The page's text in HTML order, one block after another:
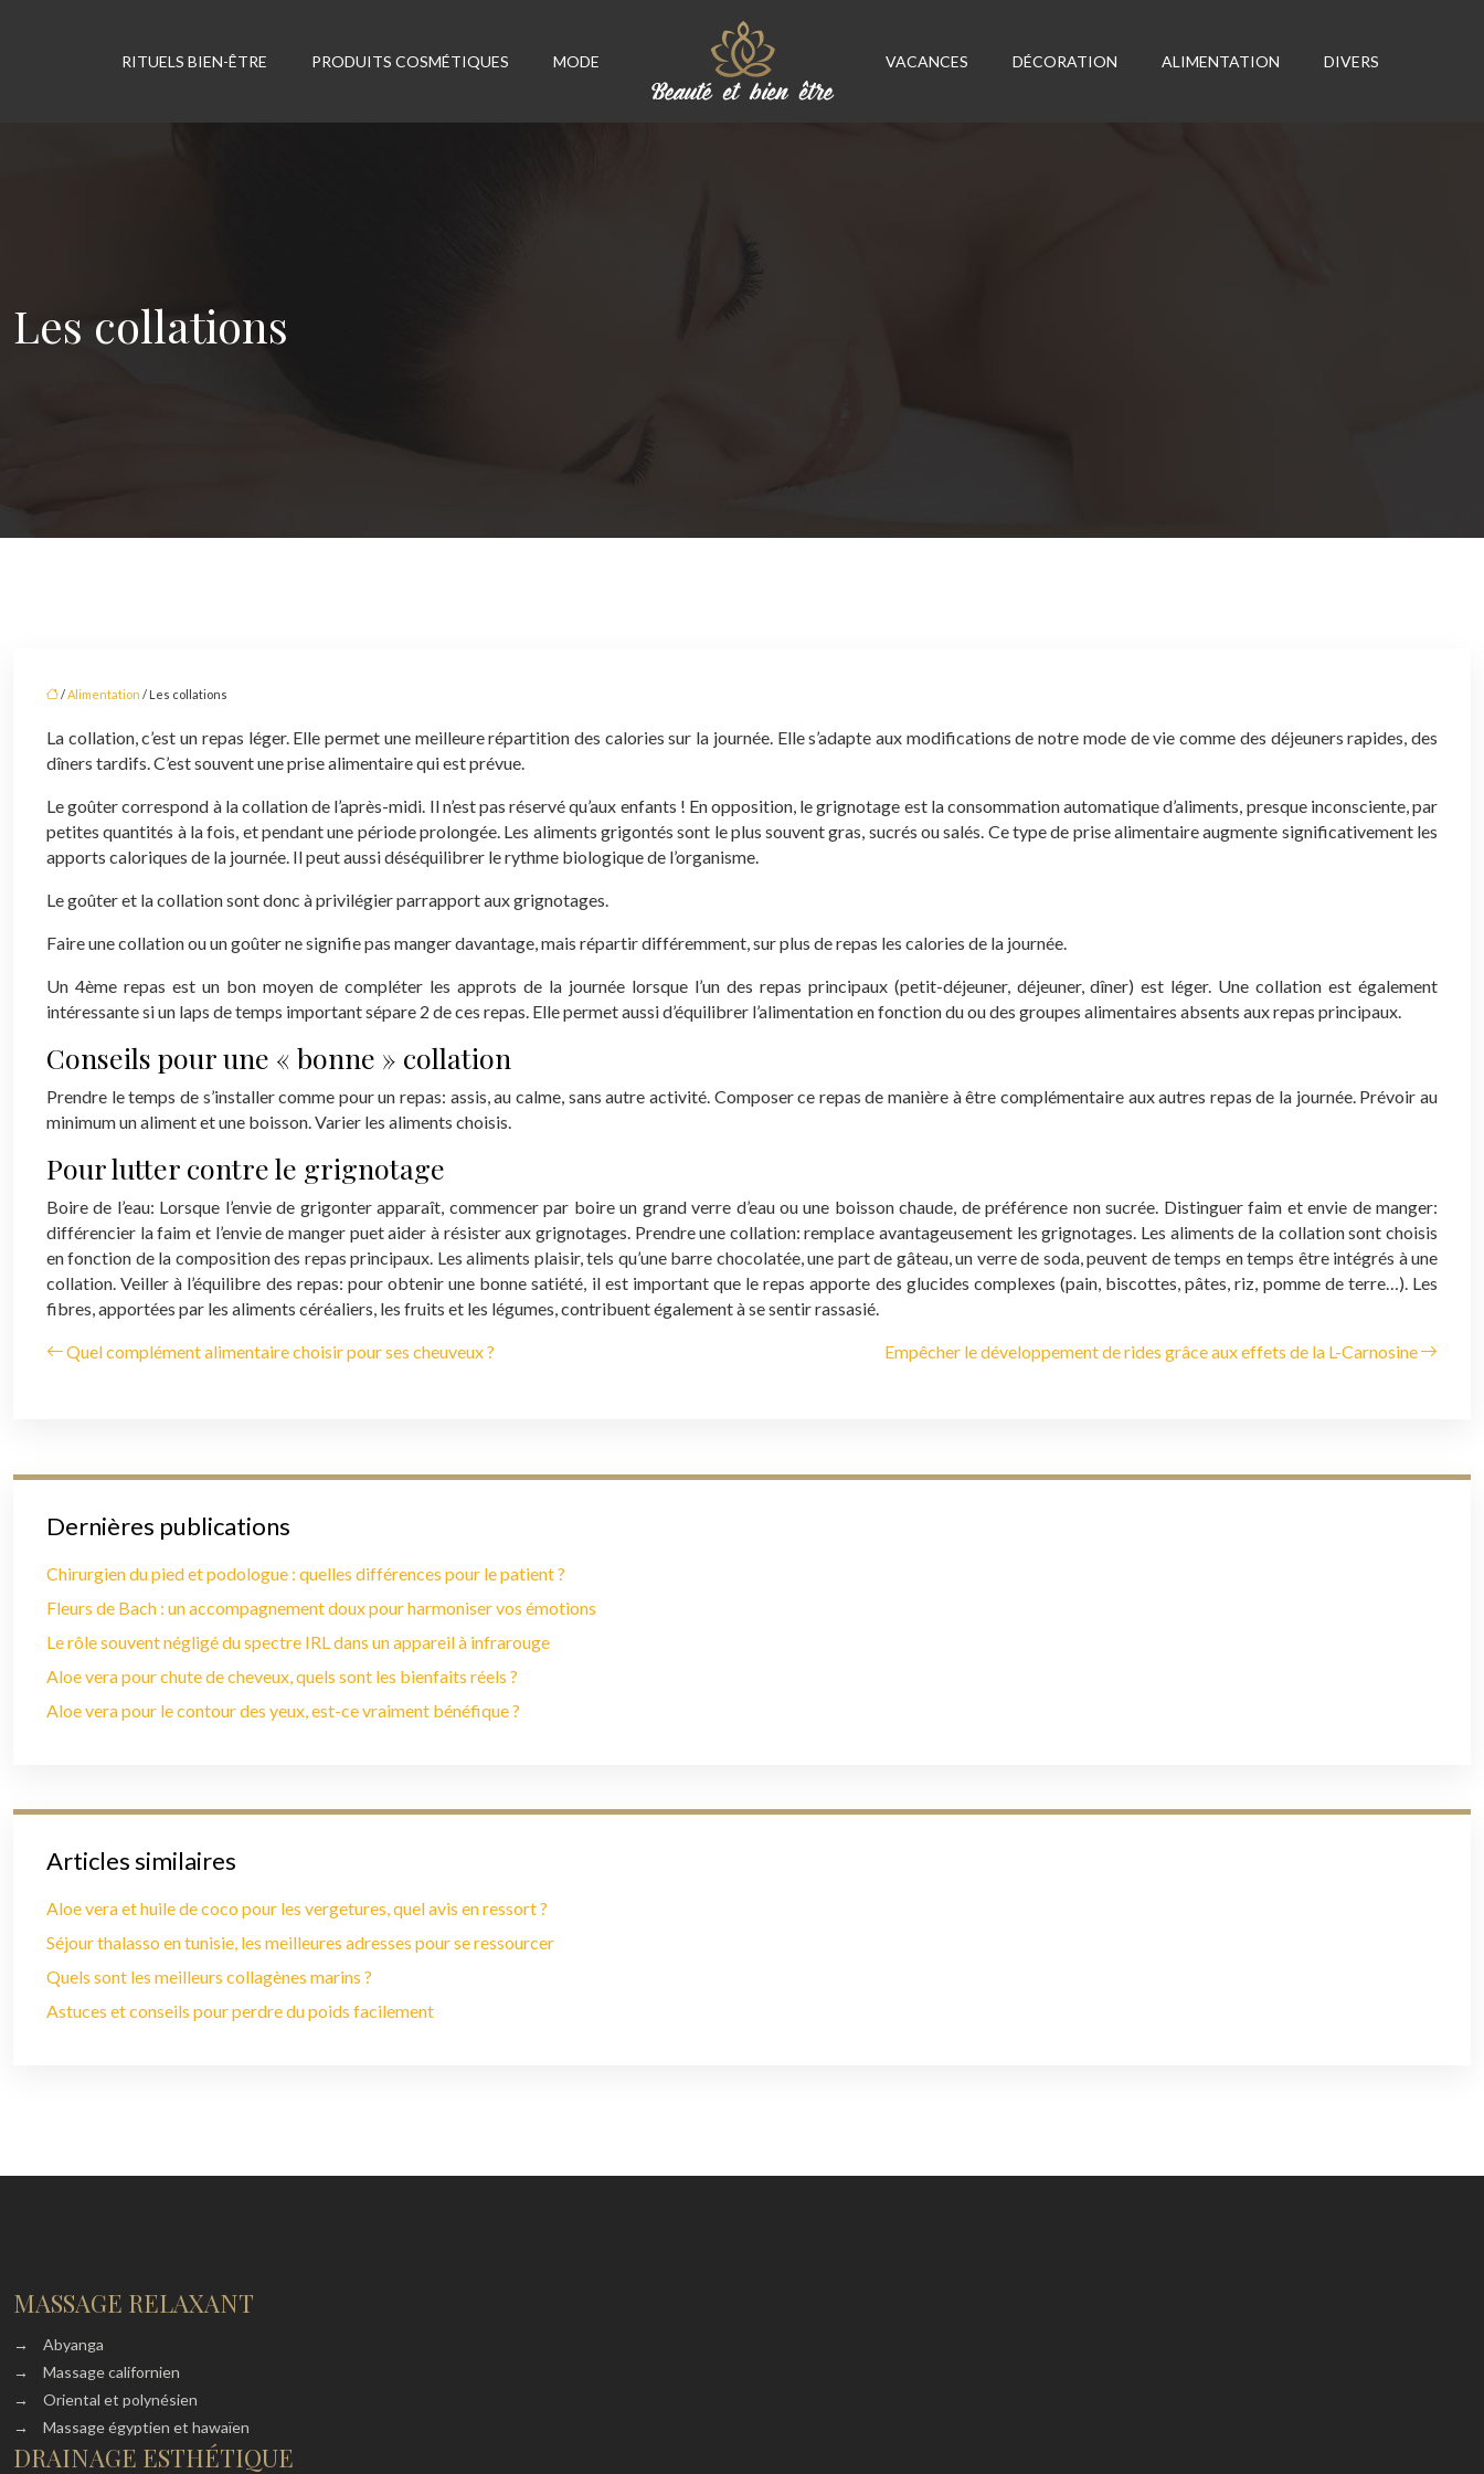
MODE
PRODUITS COSMÉTIQUES
RITUELS BIEN-ÊTRE VACANCES DÉCORATION ALIMENTATION DIVERS
Les collations
/Alimentation / Les collations
La collation, c’est un repas léger. Elle permet une meilleure répartition des calories sur la journée. Elle s’adapte aux modifications de notre mode de vie comme des déjeuners rapides, des
dîners tardifs. C’est souvent une prise alimentaire qui est prévue.
Le goûter correspond à la collation de l’après-midi. Il n’est pas réservé qu’aux enfants ! En opposition, le grignotage est la consommation automatique d’aliments, presque inconsciente, par
petites quantités à la fois, et pendant une période prolongée. Les aliments grigontés sont le plus souvent gras, sucrés ou salés. Ce type de prise alimentaire augmente significativement les
apports caloriques de la journée. Il peut aussi déséquilibrer le rythme biologique de l’organisme.
Le goûter et la collation sont donc à privilégier parrapport aux grignotages.
Faire une collation ou un goûter ne signifie pas manger davantage, mais répartir différemment, sur plus de repas les calories de la journée.
Un 4ème repas est un bon moyen de compléter les approts de la journée lorsque l’un des repas principaux (petit-déjeuner, déjeuner, dîner) est léger. Une collation est également
intéressante si un laps de temps important sépare 2 de ces repas. Elle permet aussi d’équilibrer l’alimentation en fonction du ou des groupes alimentaires absents aux repas principaux.
Conseils pour une « bonne » collation
Prendre le temps de s’installer comme pour un repas: assis, au calme, sans autre activité.Composer ce repas de manière à être complémentaire aux autres repas de la journée.Prévoir au
minimum un aliment et une boisson.Varier les aliments choisis.
Pour lutter contre le grignotage
Boire de l’eau: Lorsque l’envie de grigonter apparaît, commencer par boire un grand verre d’eau ou une boisson chaude, de préférence non sucrée. Distinguer faim et envie de manger:
différencier la faim et l’envie de manger puet aider à résister aux grignotages.Prendre une collation: remplace avantageusement les grignotages. Les aliments de la collation sont choisis
en fonction de la composition des repas principaux. Les aliments plaisir, tels qu’une barre chocolatée, une part de gâteau, un verre de soda, peuvent de temps en temps être intégrés à une
collation. Veiller à l’équilibre des repas: pour obtenir une bonne satiété, il est important que le repas apporte des glucides complexes (pain, biscottes, pâtes, riz, pomme de terre…). Les
fibres, apportées par les aliments céréaliers, les fruits et les légumes, contribuent également à se sentir rassasié.
Quel complément alimentaire choisir pour ses cheuveux ? Empêcher le développement de rides grâce aux effets de la L-Carnosine
Dernières publications
Chirurgien du pied et podologue : quelles différences pour le patient ?
Fleurs de Bach : un accompagnement doux pour harmoniser vos émotions
Le rôle souvent négligé du spectre IRL dans un appareil à infrarouge
Aloe vera pour chute de cheveux, quels sont les bienfaits réels ?
Aloe vera pour le contour des yeux, est-ce vraiment bénéfique ?
Articles similaires
Aloe vera et huile de coco pour les vergetures, quel avis en ressort ?
Séjour thalasso en tunisie, les meilleures adresses pour se ressourcer
Quels sont les meilleurs collagènes marins ?
Astuces et conseils pour perdre du poids facilement
MASSAGE RELAXANT
→
Abyanga
→
Massage californien
→
Oriental et polynésien
→
Massage égyptien et hawaïen
DRAINAGE ESTHÉTIQUE